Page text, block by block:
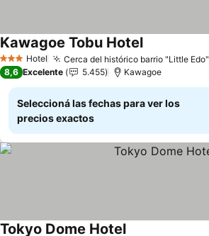
3 Estrellas
Hotel Cerca del histórico barrio "Little Edo"
Kawagoe Tobu Hotel
8,6 Excelente 5.455 Kawagoe
Seleccioná las fechas para ver los
precios exactos
Tokyo Dome Hotel